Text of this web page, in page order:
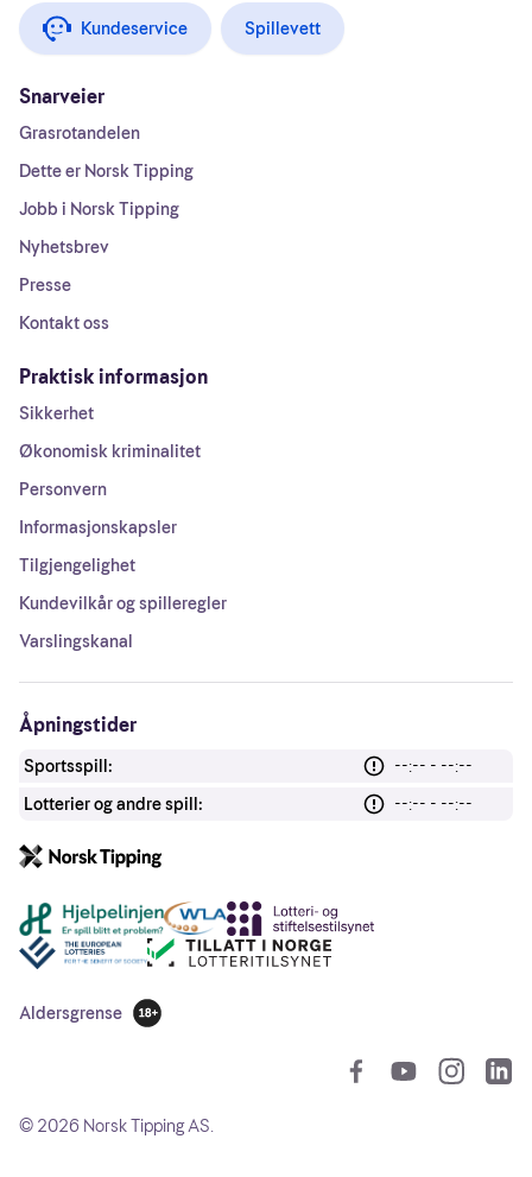
Kundeservice Spillevett
Snarveier
Grasrotandelen
Dette er Norsk Tipping
Jobb i Norsk Tipping
Nyhetsbrev
Presse
Kontakt oss
Praktisk informasjon
Sikkerhet
Økonomisk kriminalitet
Personvern
Informasjonskapsler
Tilgjengelighet
Kundevilkår og spilleregler
Varslingskanal
Åpningstider
Sportsspill:
--:-- - --:--
Lotterier og andre spill:
--:-- - --:--
Andre lenker
Aldersgrense
18 år
© 2026 Norsk Tipping AS.